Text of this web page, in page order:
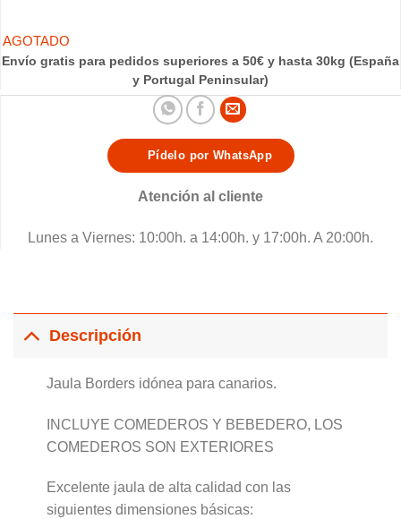
Envío gratis para pedidos superiores a 50€ y hasta 30kg (España
y Portugal Peninsular)
Pídelo por WhatsApp
Atención al cliente
Lunes a Viernes: 10:00h. a 14:00h. y 17:00h. A 20:00h.
Descripción
Jaula Borders idónea para canarios.
INCLUYE COMEDEROS Y BEBEDERO, LOS
COMEDEROS SON EXTERIORES
Excelente jaula de alta calidad con las
siguientes dimensiones básicas: